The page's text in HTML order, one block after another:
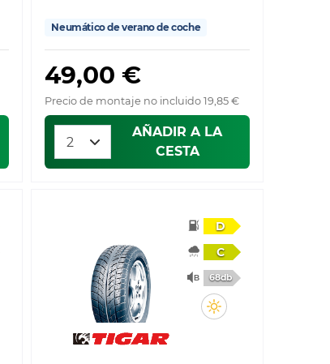
Neumático de verano de coche
49,00 €
Precio de montaje no incluido 19,85 €
AÑADIR A LA
CESTA
D
C
68db